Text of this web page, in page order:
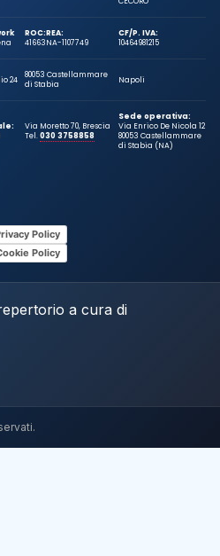
ROC:
41663
REA:
NA-1107749
CF/P. IVA:
10464981215
24
80053 Castellammare
di Stabia
Napoli
Via Moretto 70, Brescia
Tel.030 3758858
Sede operativa:
Via Enrico De Nicola 12
80053 Castellammare
di Stabia (NA)
Policy
Policy
a cura di